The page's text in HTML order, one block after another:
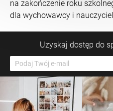
na zakończenie roku
dla wychowawcy i
Uzyskaj dostęp do